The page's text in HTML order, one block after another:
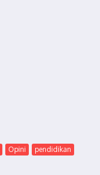
Opini
pendidikan